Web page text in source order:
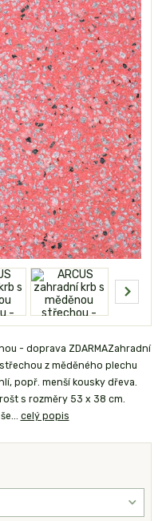
- doprava ZDARMAZahradní
z měděného plechu
popř. menší kousky dřeva.
s rozměry 53 x 38 cm.
celý popis